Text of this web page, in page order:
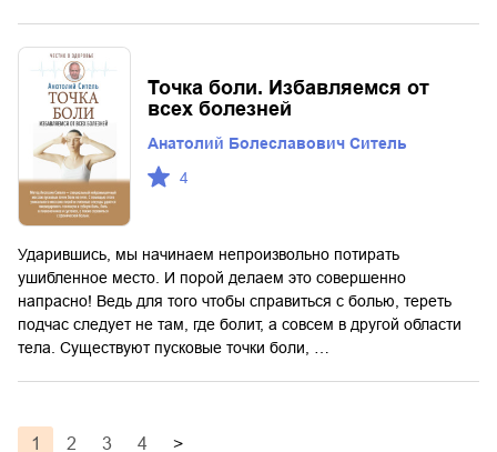
Точка боли. Избавляемся от
всех болезней
Анатолий Болеславович Ситель
4
Ударившись, мы начинаем непроизвольно потирать
ушибленное место. И порой делаем это совершенно
напрасно! Ведь для того чтобы справиться с болью, тереть
подчас следует не там, где болит, а совсем в другой области
тела. Существуют пусковые точки боли, …
1 2 3 4 >